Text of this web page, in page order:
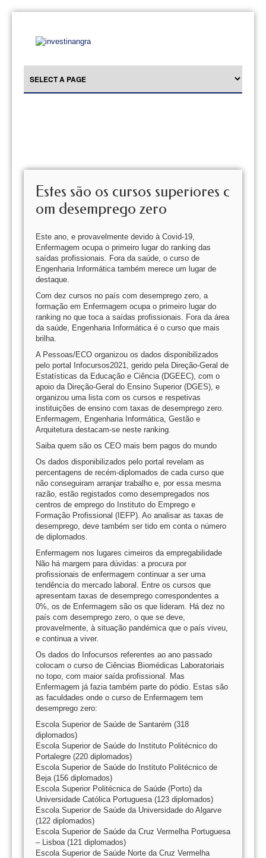
Estes são os cursos superiores c
om desemprego zero
Este ano, e provavelmente devido à Covid-19,
Enfermagem ocupa o primeiro lugar do ranking das
saídas profissionais. Fora da saúde, o curso de
Engenharia Informática também merece um lugar de
destaque.
Com dez cursos no país com desemprego zero, a
formação em Enfermagem ocupa o primeiro lugar do
ranking no que toca a saídas profissionais. Fora da área
da saúde, Engenharia Informática é o curso que mais
brilha.
A Pessoas/ECO organizou os dados disponibilizados
pelo portal Infocursos2021, gerido pela Direção-Geral de
Estatísticas da Educação e Ciência (DGEEC), com o
apoio da Direção-Geral do Ensino Superior (DGES), e
organizou uma lista com os cursos e respetivas
instituições de ensino com taxas de desemprego zero.
Enfermagem, Engenharia Informática, Gestão e
Arquitetura destacam-se neste ranking.
Saiba quem são os CEO mais bem pagos do mundo
Os dados disponibilizados pelo portal revelam as
percentagens de recém-diplomados de cada curso que
não conseguiram arranjar trabalho e, por essa mesma
razão, estão registados como desempregados nos
centros de emprego do Instituto do Emprego e
Formação Profissional (IEFP). Ao analisar as taxas de
desemprego, deve também ser tido em conta o número
de diplomados.
Enfermagem nos lugares cimeiros da empregabilidade
Não há margem para dúvidas: a procura por
profissionais de enfermagem continuar a ser uma
tendência do mercado laboral. Entre os cursos que
apresentam taxas de desemprego correspondentes a
0%, os de Enfermagem são os que lideram. Há dez no
país com desemprego zero, o que se deve,
provavelmente, à situação pandémica que o país viveu,
e continua a viver.
Os dados do Infocursos referentes ao ano passado
colocam o curso de Ciências Biomédicas Laboratoriais
no topo, com maior saída profissional. Mas
Enfermagem já fazia também parte do pódio. Estas são
as faculdades onde o curso de Enfermagem tem
desemprego zero:
Escola Superior de Saúde de Santarém (318
diplomados)
Escola Superior de Saúde do Instituto Politécnico do
Portalegre (220 diplomados)
Escola Superior de Saúde do Instituto Politécnico de
Beja (156 diplomados)
Escola Superior Politécnica de Saúde (Porto) da
Universidade Católica Portuguesa (123 diplomados)
Escola Superior de Saúde da Universidade do Algarve
(122 diplomados)
Escola Superior de Saúde da Cruz Vermelha Portuguesa
– Lisboa (121 diplomados)
Escola Superior de Saúde Norte da Cruz Vermelha